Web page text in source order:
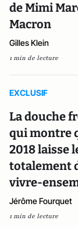
de Mimi
Macron
Gilles Klein
1 min de lecture
EXCLUSIF
La douche
qui montre
2018 laisse
totalement
vivre-
Jérôme Fourquet
1 min de lecture